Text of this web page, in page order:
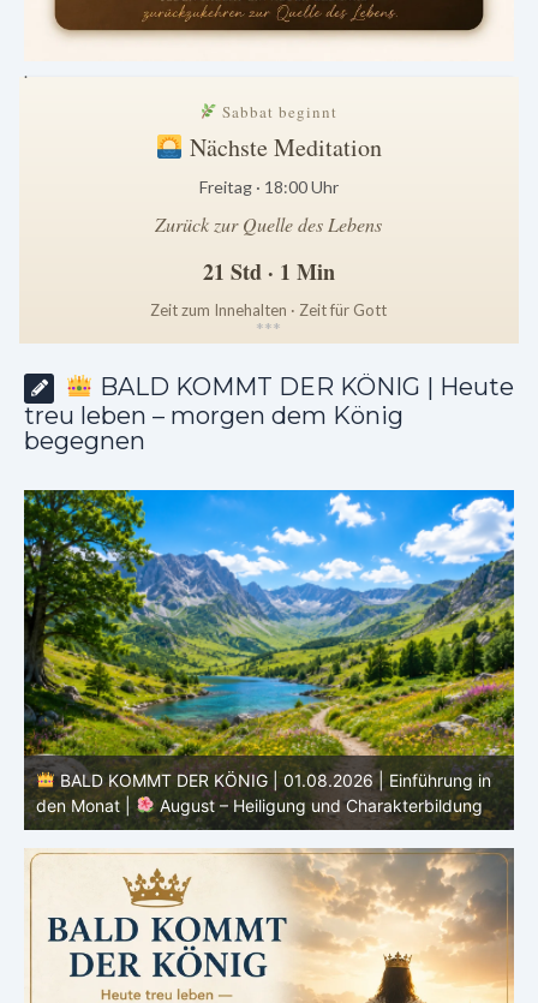
.
Sabbat beginnt
Nächste Meditation
Freitag · 18:00 Uhr
Zurück zur Quelle des Lebens
21 Std · 1 Min
Zeit zum Innehalten · Zeit für Gott
***
BALD KOMMT DER KÖNIG | Heute
treu leben – morgen dem König
begegnen
BALD KOMMT DER KÖNIG | 31.07.2026 |
Treu bis
zum Ende: Die Antwort auf Gottes letzten Ruf